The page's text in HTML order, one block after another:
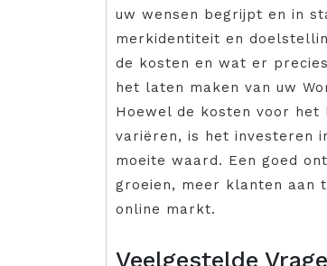
uw wensen begrijpt en in
merkidentiteit en
de kosten en wat er
het laten maken van uw
Hoewel de kosten voor het
variëren, is het investeren
moeite waard. Een goed
groeien, meer klanten aan
online markt.
Veelgestelde